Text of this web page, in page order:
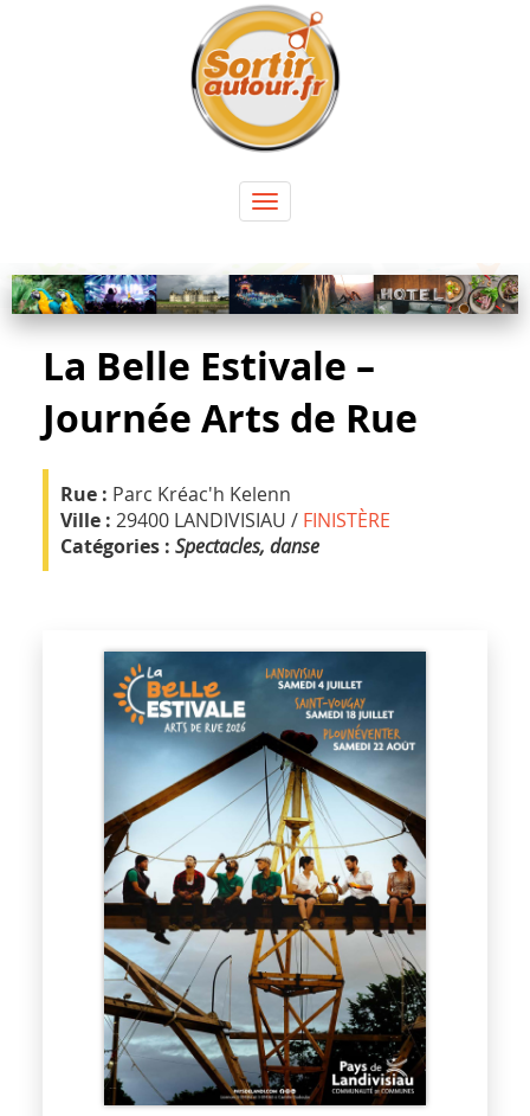
Toggle
navigation
La Belle Estivale –
Journée Arts de Rue
Rue : Parc Kréac'h Kelenn
Ville : 29400 LANDIVISIAU / FINISTÈRE
Catégories : Spectacles, danse
Panneau de gestion des cookies